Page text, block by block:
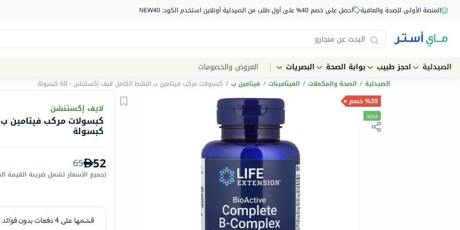
المنصة الأولى للصحة والعافية احصل على خصم 40% على أول طلب من الصيدلية أونلاين استخدم الكود: NEW40
Navigation
الصيدلية
الماركات
Humantara
carroten
Roche
الصيدلية احجز طبيب بوابة الصحة البصريات العروض والخصومات
الصيدلية / الصحة والمكملات / الفيتامينات / فيتامين ب / كبسولات مركب فيتامين ب النشط الكامل لايف إكستنشن - 60 كبسولة
%20 خصم
جديد
لايف إكستنشن
كبسولة
52
65
(جميع الأسعار تشمل ضريبة القيمة